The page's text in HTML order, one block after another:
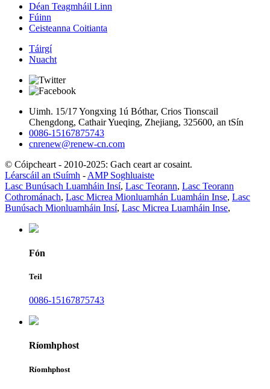
Déan Teagmháil Linn
Fúinn
Ceisteanna Coitianta
Táirgí
Nuacht
Uimh. 15/17 Yongxing 1ú Bóthar, Crios Tionscail
Chengdong, Cathair Yueqing, Zhejiang, 325600, an tSín
0086-15167875743
cnrenew@renew-cn.com
© Cóipcheart - 2010-2025: Gach ceart ar cosaint.
Léarscáil an tSuímh - AMP Soghluaiste
Lasc Bunúsach Luamháin Insí, Lasc Teorann, Lasc Teorann
Cothrománach, Lasc Micrea Mionluamhán Luamháin Inse, Lasc
Bunúsach Mionluamháin Insí, Lasc Micrea Luamháin Inse,
Fón
Teil
0086-15167875743
Ríomhphost
Ríomhphost